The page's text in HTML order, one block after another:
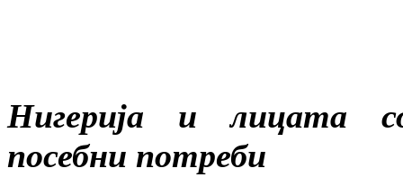
Нигерија и лицата
посебни потреби